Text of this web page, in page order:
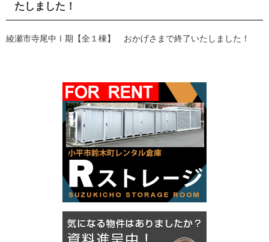
たしました！
綾瀬市寺尾中Ⅰ期【全１棟】 おかげさまで終了いたしました！